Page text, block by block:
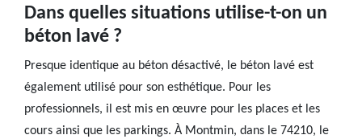
Dans quelles situations utilise-t-on un
béton lavé ?
Presque identique au béton désactivé, le béton lavé est
également utilisé pour son esthétique. Pour les
professionnels, il est mis en œuvre pour les places et les
cours ainsi que les parkings. À Montmin, dans le 74210, le